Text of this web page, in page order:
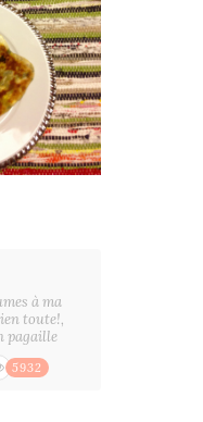
à ma
toute!,
pagaille
5932